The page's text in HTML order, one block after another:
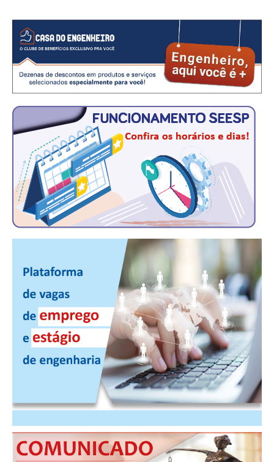
COMUNICAÇÃO
PALAVRA DO MURILO
NOTÍCIAS
JORNAL DO ENGENHEIRO
AGENDA
SEESP NOTÍCIAS
NOTÍCIAS NO WHATSAPP
FOTOS
PUBLICIDADE
MANUAL DE REDAÇÃO
RELEASES
CONTATO
NÚCLEO JOVEM